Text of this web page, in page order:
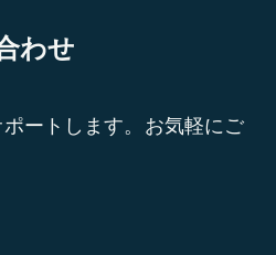
わせ
ートします。お気軽にご